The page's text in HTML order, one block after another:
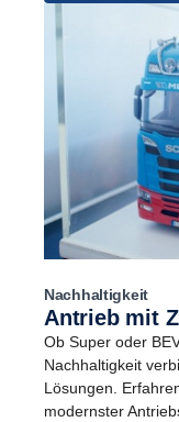
Nachhaltigkeit
Antrieb mit
Ob Super oder
Nachhaltigkeit
Lösungen.
modernster